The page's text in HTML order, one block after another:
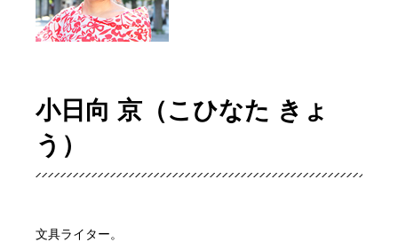
小日向 京（こひなた きょ
う）
文具ライター。